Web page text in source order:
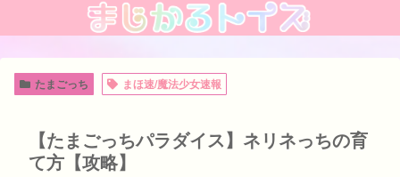
たまごっち まほ速/魔法少女速報
【たまごっちパラダイス】ネリネっちの育
て方【攻略】